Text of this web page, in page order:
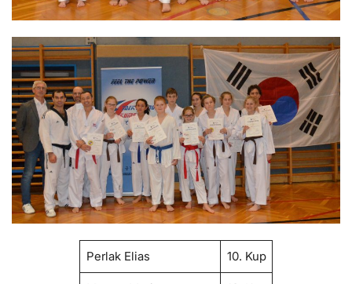
Perlak Elias 10. Kup